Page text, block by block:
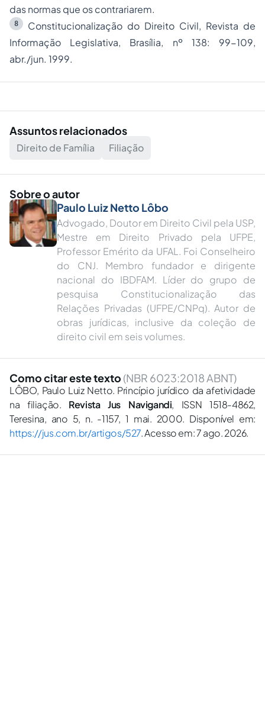
das normas que os contrariarem.
8 Constitucionalização do Direito Civil, Revista de
Informação Legislativa, Brasília, nº 138: 99-109,
abr./jun. 1999.
Assuntos relacionados
Direito de Família Filiação
Sobre o autor
Paulo Luiz Netto Lôbo
Advogado, Doutor em Direito Civil pela USP,
Mestre em Direito Privado pela UFPE,
Professor Emérito da UFAL. Foi Conselheiro
do CNJ.︎ Membro fundador e dirigente
nacional do IBDFAM. Líder do grupo de
pesquisa Constitucionalização das
Relações Privadas (UFPE/CNPq).︎ Autor de
obras jurídicas, inclusive da coleção de
direito civil em seis volumes.
Como citar este texto (NBR 6023:2018 ABNT)
LÔBO, Paulo Luiz Netto. Princípio jurídico da afetividade
na filiação. Revista Jus Navigandi, ISSN 1518-4862,
Teresina, ano 5, n. -1157, 1 mai. 2000. Disponível em:
https://jus.com.br/artigos/527. Acesso em: 7 ago. 2026.